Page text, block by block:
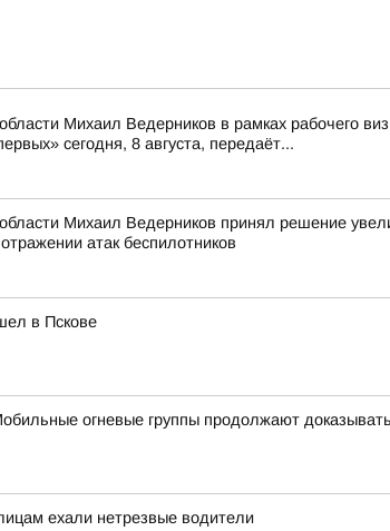
области Михаил Ведерников в рамках рабочего
сегодня, 8 августа, передаёт...
области Михаил Ведерников принял решение
атак беспилотников
в Пскове
огневые группы продолжают
ехали нетрезвые водители